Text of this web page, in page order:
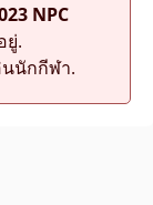
NPC
ยู่.
นักกีฬา.